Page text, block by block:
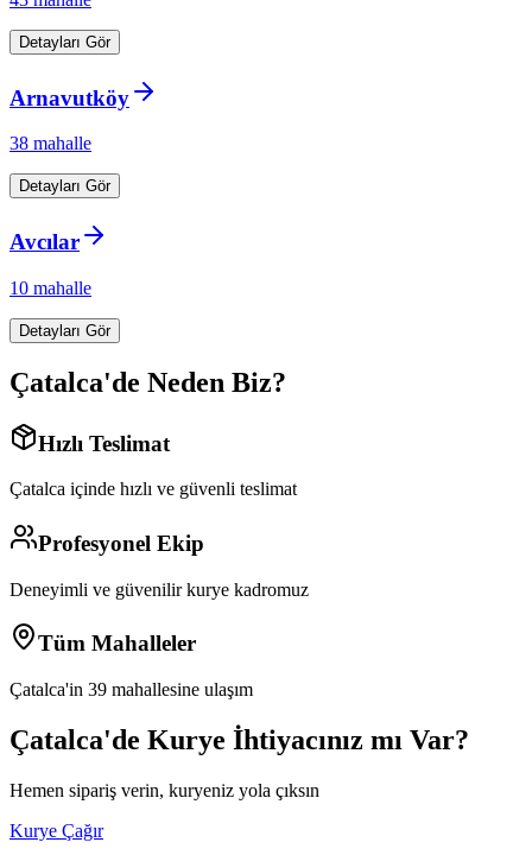
Detayları Gör
Arnavutköy
38 mahalle
Detayları Gör
Avcılar
10 mahalle
Detayları Gör
Çatalca'de Neden Biz?
Hızlı Teslimat
Çatalca içinde hızlı ve güvenli teslimat
Profesyonel Ekip
Deneyimli ve güvenilir kurye kadromuz
Tüm Mahalleler
Çatalca'in 39 mahallesine ulaşım
Çatalca'de Kurye İhtiyacınız mı Var?
Hemen sipariş verin, kuryeniz yola çıksın
Kurye Çağır